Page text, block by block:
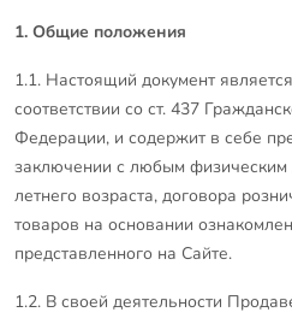
1. Общие положения
1.1. Настоящий документ
соответствии со ст. 437
Федерации, и содержит в себе
заключении с любым физическим
летнего возраста, договора
товаров на основании
представленного на Сайте.
1.2. В своей деятельности